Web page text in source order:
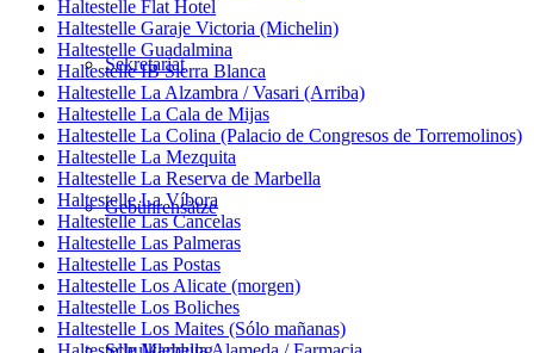
Sekretariat
Gebührensätze
Haltestelle Flat Hotel
Haltestelle Garaje Victoria (Michelin)
Haltestelle Guadalmina
Haltestelle IB Sierra Blanca
Haltestelle La Alzambra / Vasari (Arriba)
Haltestelle La Cala de Mijas
Haltestelle La Colina (Palacio de Congresos de Torremolinos)
Haltestelle La Mezquita
Haltestelle La Reserva de Marbella
Haltestelle La Víbora
Haltestelle Las Cancelas
Haltestelle Las Palmeras
Haltestelle Las Postas
Haltestelle Los Alicate (morgen)
Haltestelle Los Boliches
Haltestelle Los Maites (Sólo mañanas)